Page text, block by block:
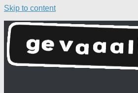
Skip to content